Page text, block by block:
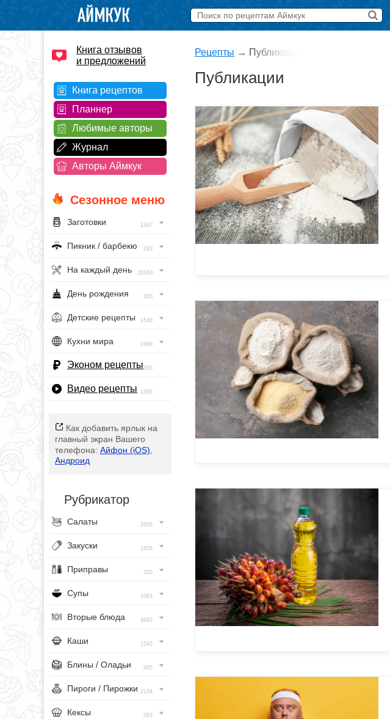
Книга отзывов
и предложений
Книга рецептов
Планнер
Любимые авторы
Журнал
Авторы Аймкук
Сезонное меню
Заготовки 1347
Пикник / барбекю 293
На каждый день 20160
День рождения 385
Детские рецепты 1548
Кухни мира 1968
Эконом рецепты393
Видео рецепты 1396
Как добавить ярлык на
главный экран Вашего
телефона: Айфон (iOS)
Андроид
Рубрикатор
Салаты 2955
Закуски 1456
Приправы 320
Супы 1083
Вторые блюда 4682
Каши 1543
Блины / Оладьи 965
Пироги / Пирожки 2134
Кексы 563
Рецепты → Публикации
Публикации